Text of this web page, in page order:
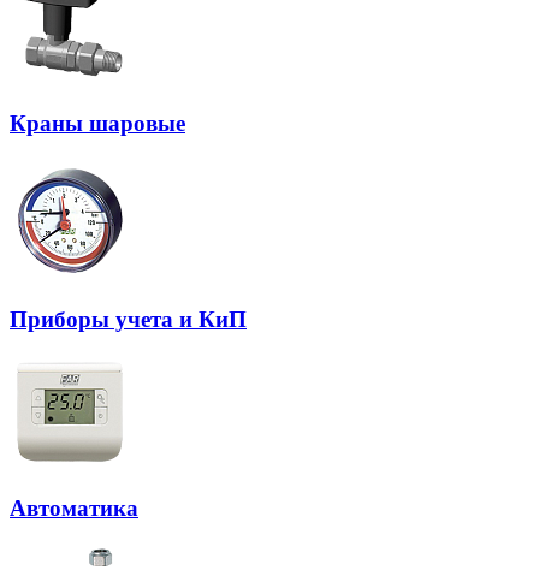
Краны шаровые
Приборы учета и КиП
Автоматика